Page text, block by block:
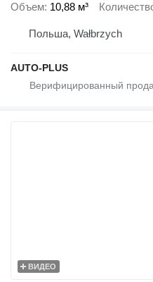
Объем 10,88 м³
Польша, Wałbrzych
AUTO-PLUS
ВИДЕО